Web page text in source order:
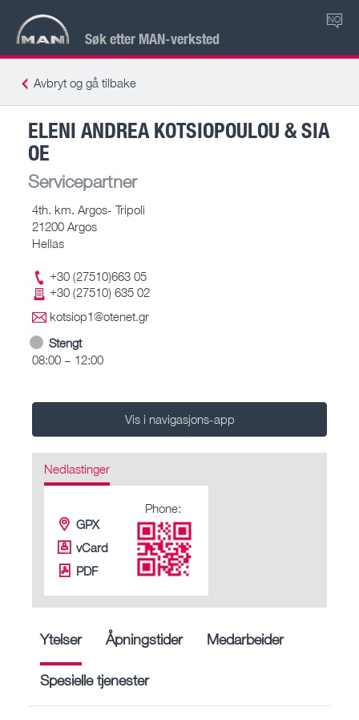
Søk etter MAN-verksted
NO
Avbryt og gå tilbake
ELENI ANDREA KOTSIOPOULOU & SIA
OE
Servicepartner
4th. km. Argos- Tripoli
21200 Argos
Hellas
+30 (27510)663 05
+30 (27510) 635 02
kotsiop1@otenet.gr
Stengt
08:00 – 12:00
Vis i navigasjons-app
Nedlastinger
GPX
vCard
PDF
Phone:
Ytelser Åpningstider Medarbeider
Spesielle tjenester